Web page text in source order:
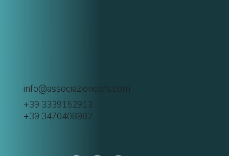
info@associazionears.com
+39 3339152913
+39 3470408982